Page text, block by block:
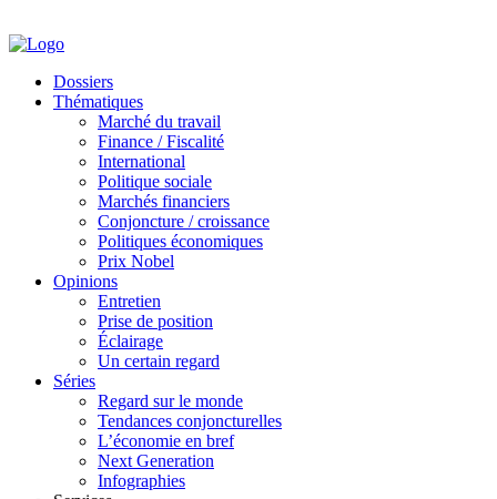
Dossiers
Thématiques
Marché du travail
Finance / Fiscalité
International
Politique sociale
Marchés financiers
Conjoncture / croissance
Politiques économiques
Prix Nobel
Opinions
Entretien
Prise de position
Éclairage
Un certain regard
Séries
Regard sur le monde
Tendances conjoncturelles
L’économie en bref
Next Generation
Infographies